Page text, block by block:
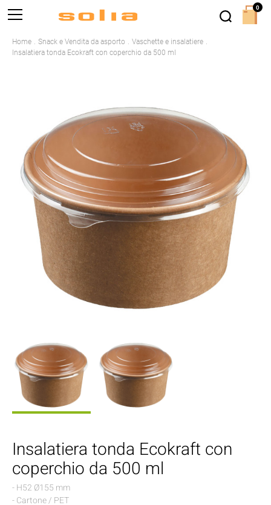
Home Snack e Vendita da asporto
Vaschette e insalatiere
Insalatiera tonda Ecokraft con coperchio da 500 ml
Insalatiera tonda Ecokraft con
coperchio da 500 ml
- H52 Ø155 mm
- Cartone / PET
0